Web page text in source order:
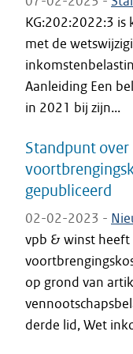
KG:202:2022:3 is
met de
Aanleiding Een
in 2021 bij zijn...
Standpunt over
gepubliceerd
02-02-2023 -
vpb & winst
op grond van
derde lid, Wet